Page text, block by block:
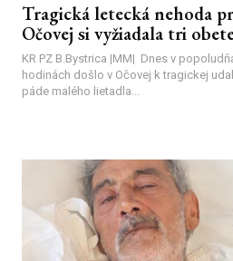
Tragická letecká nehoda
Očovej si vyžiadala tri
KR PZ B.Bystrica |MM| Dnes v
hodinách došlo v Očovej k tragickej
páde malého lietadla...